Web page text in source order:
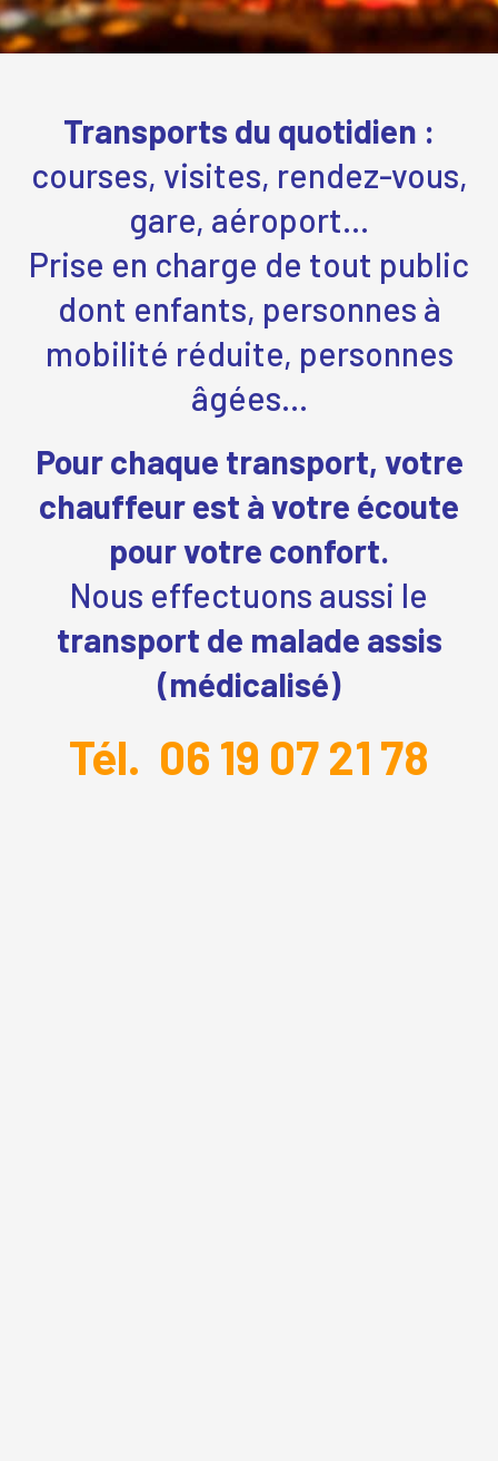
Transports du quotidien :
courses, visites, rendez-vous,
gare, aéroport…
Prise en charge de tout public
dont enfants, personnes à
mobilité réduite, personnes
âgées…
Pour chaque transport, votre
chauffeur est à votre écoute
pour votre confort.
Nous effectuons aussi le
transport de malade assis
(médicalisé)
Tél. 06 19 07 21 78